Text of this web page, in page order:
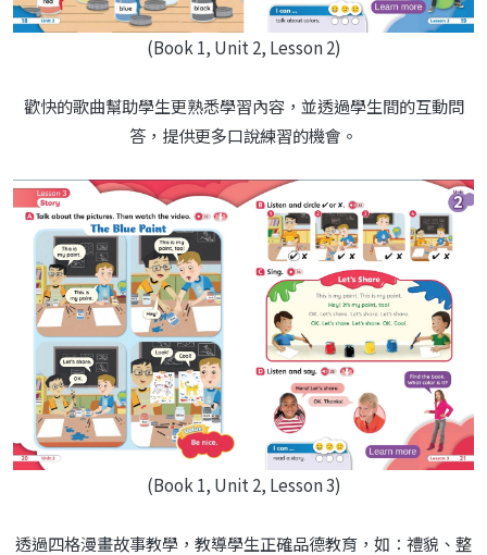
(Book 1, Unit 2, Lesson 2)
歡快的歌曲幫助學生更熟悉學習內容，並透過學生間的互動問
答，提供更多口說練習的機會。
(Book 1, Unit 2, Lesson 3)
透過四格漫畫故事教學，教導學生正確品德教育，如：禮貌、整